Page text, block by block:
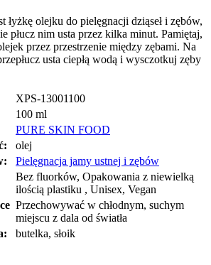
łyżkę olejku do pielęgnacji dziąseł i zębów,
płucz nim usta przez kilka minut. Pamiętaj,
przez przestrzenie między zębami. Na
usta ciepłą wodą i wysczotkuj zęby
XPS-13001100
100 ml
PURE SKIN FOOD
olej
Pielęgnacja jamy ustnej i zębów
Bez fluorków, Opakowania z niewielką
ilością plastiku , Unisex, Vegan
Przechowywać w chłodnym, suchym
miejscu z dala od światła
butelka, słoik